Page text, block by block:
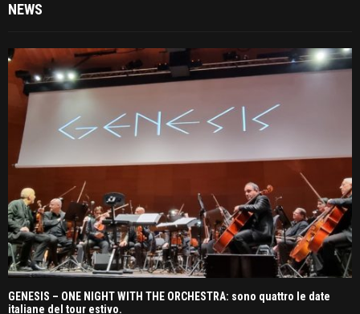
NEWS
GENESIS – ONE NIGHT WITH THE ORCHESTRA: sono quattro le date
italiane del tour estivo.